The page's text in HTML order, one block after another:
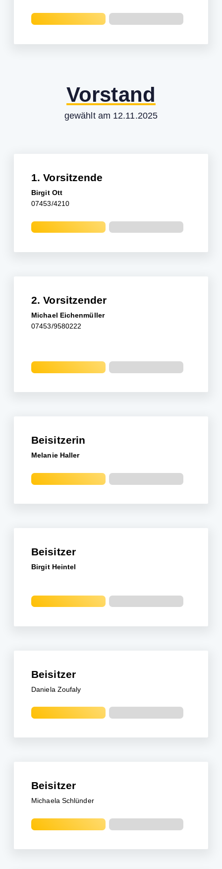
Vorstand
gewählt am 12.11.2025
1. Vorsitzende
Birgit Ott
07453/4210
2. Vorsitzender
Michael Eichenmüller
07453/9580222
Beisitzerin
Melanie Haller
Beisitzer
Birgit Heintel
Beisitzer
Daniela Zoufaly
Beisitzer
Michaela Schlünder